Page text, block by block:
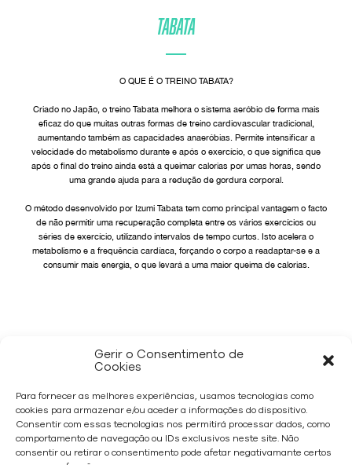
Gerir o Consentimento de
Cookies
Para fornecer as melhores experiências, usamos tecnologias como
cookies para armazenar e/ou aceder a informações do dispositivo.
Consentir com essas tecnologias nos permitirá processar dados, como
comportamento de navegação ou IDs exclusivos neste site. Não
consentir ou retirar o consentimento pode afetar negativamante certos
Tabata
O QUE É O TREINO TABATA?
Criado no Japão, o treino Tabata melhora o sistema aeróbio de forma mais
eficaz do que muitas outras formas de treino cardiovascular tradicional,
aumentando também as capacidades anaeróbias. Permite intensificar a
velocidade do metabolismo durante e após o exercício, o que significa que
após o final do treino ainda está a queimar calorias por umas horas, sendo
uma grande ajuda para a redução de gordura corporal.
O método desenvolvido por Izumi Tabata tem como principal vantagem o facto
de não permitir uma recuperação completa entre os vários exercícios ou
séries de exercício, utilizando intervalos de tempo curtos. Isto acelera o
metabolismo e a frequência cardíaca, forçando o corpo a readaptar-se e a
consumir mais energia, o que levará a uma maior queima de calorias.
VOLTAR